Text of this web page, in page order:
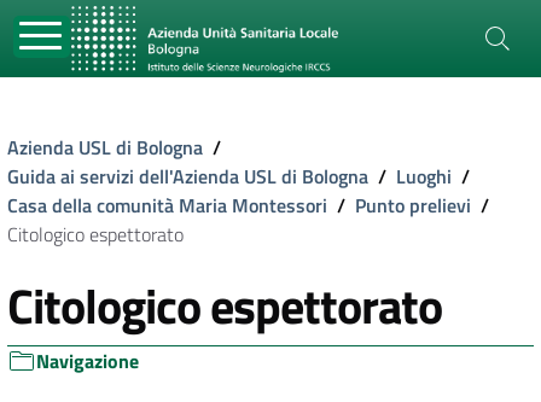
Azienda USL di Bologna /
Guida ai servizi dell'Azienda USL di Bologna / Luoghi /
Casa della comunità Maria Montessori / Punto prelievi /
Citologico espettorato
Citologico espettorato
Navigazione